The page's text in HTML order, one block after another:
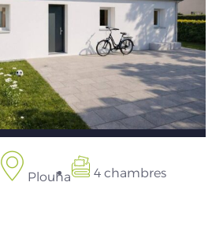
Plouha 4 chambres